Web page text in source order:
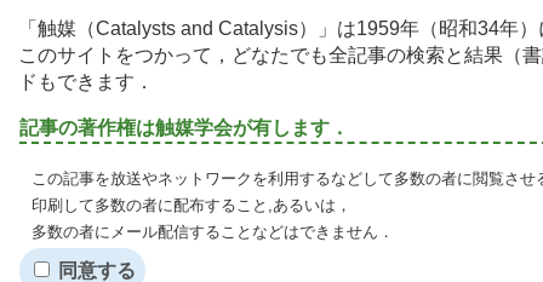
「触媒（Catalysts and Catalysis）」は1959年（昭和34年
このサイトをつかって，どなたでも全記事の検索と結果（
ドもできます．
記事の著作権は触媒学会が有します．
この記事を放送やネットワークを利用するなどして多数の者に閲覧させ
印刷して多数の者に配布すること,あるいは，
多数の者にメール配信することなどはできません．
同意する